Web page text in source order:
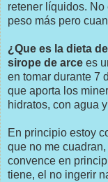
retener líquidos.
peso más pero
¿Que es la dieta
sirope de arce es
en tomar durante 7
que aporta los
hidratos, con agua
En principio estoy
que no me
convence en
tiene, el no ingerir